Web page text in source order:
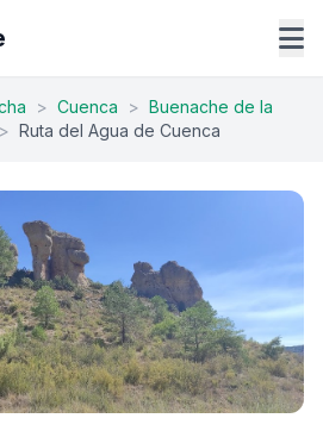
> Cuenca > Buenache de la
> Ruta del Agua de Cuenca